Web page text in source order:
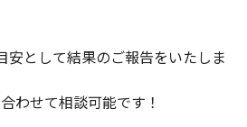
安として結果のご報告をいたしま
わせて相談可能です！